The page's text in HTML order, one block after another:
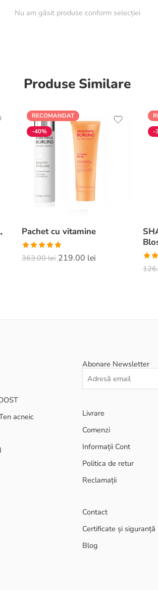
Nu am găsit produse conform selecției
Produse Similare
RECOMANDAT
-40%
Pachet cu vitamine
Evaluat la
5.00din 5
363.00lei 219.00 lei
-
5.00
acneic
Abonare Newsletter
Livrare
Comenzi
Informații Cont
Politica de retur
Reclamații
Contact
Certificate și siguranță
Blog